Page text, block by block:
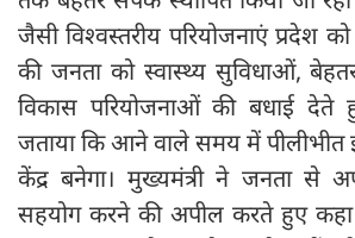
जैसी विश्वस्तरीय परियोजनाएं प्रदेश
की जनता को स्वास्थ्य सुविधाओं,
विकास परियोजनाओं की बधाई देते
जताया कि आने वाले समय में पीलीभीत
केंद्र बनेगा। मुख्यमंत्री ने जनता से
सहयोग करने की अपील करते हुए कहा